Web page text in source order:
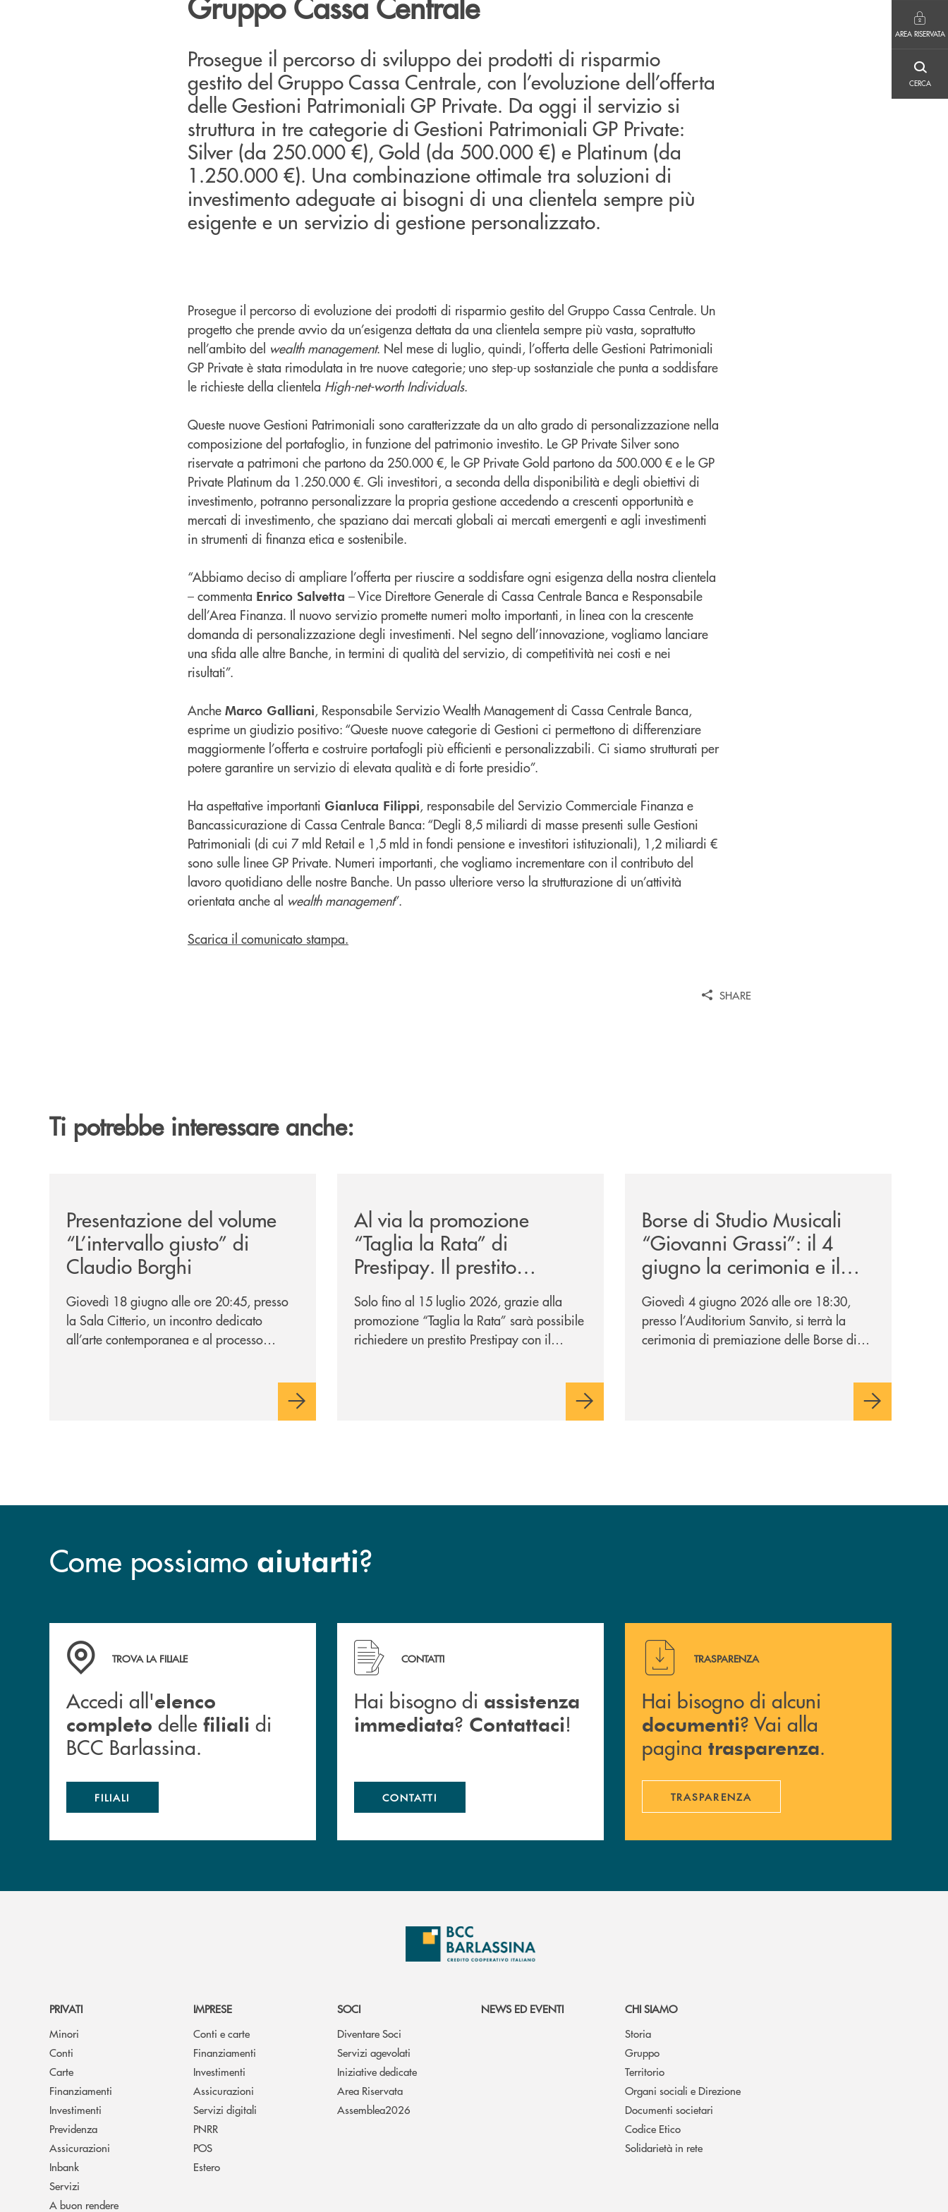
AREA RISERVATA
CERCA
Prosegue il percorso di sviluppo dei prodotti di risparmio
gestito del Gruppo Cassa Centrale, con l’evoluzione dell’offerta
delle Gestioni Patrimoniali GP Private. Da oggi il servizio si
struttura in tre categorie di Gestioni Patrimoniali GP Private:
Silver (da 250.000 €), Gold (da 500.000 €) e Platinum (da
1.250.000 €). Una combinazione ottimale tra soluzioni di
investimento adeguate ai bisogni di una clientela sempre più
esigente e un servizio di gestione personalizzato.
Prosegue il percorso di evoluzione dei prodotti di risparmio gestito del Gruppo Cassa Centrale. Un
progetto che prende avvio da un’esigenza dettata da una clientela sempre più vasta, soprattutto
nell’ambito del wealth management. Nel mese di luglio, quindi, l’offerta delle Gestioni Patrimoniali
GP Private è stata rimodulata in tre nuove categorie; uno step-up sostanziale che punta a soddisfare
le richieste della clientela High-net-worth Individuals.
Queste nuove Gestioni Patrimoniali sono caratterizzate da un alto grado di personalizzazione nella
composizione del portafoglio, in funzione del patrimonio investito. Le GP Private Silver sono
riservate a patrimoni che partono da 250.000 €, le GP Private Gold partono da 500.000 € e le GP
Private Platinum da 1.250.000 €. Gli investitori, a seconda della disponibilità e degli obiettivi di
investimento, potranno personalizzare la propria gestione accedendo a crescenti opportunità e
mercati di investimento, che spaziano dai mercati globali ai mercati emergenti e agli investimenti
in strumenti di finanza etica e sostenibile.
“Abbiamo deciso di ampliare l’offerta per riuscire a soddisfare ogni esigenza della nostra clientela
– commenta Enrico Salvetta – Vice Direttore Generale di Cassa Centrale Banca e Responsabile
dell’Area Finanza. Il nuovo servizio promette numeri molto importanti, in linea con la crescente
domanda di personalizzazione degli investimenti. Nel segno dell’innovazione, vogliamo lanciare
una sfida alle altre Banche, in termini di qualità del servizio, di competitività nei costi e nei
risultati”.
Anche Marco Galliani, Responsabile Servizio Wealth Management di Cassa Centrale Banca,
esprime un giudizio positivo: “Queste nuove categorie di Gestioni ci permettono di differenziare
maggiormente l’offerta e costruire portafogli più efficienti e personalizzabili. Ci siamo strutturati per
potere garantire un servizio di elevata qualità e di forte presidio”.
Ha aspettative importanti Gianluca Filippi, responsabile del Servizio Commerciale Finanza e
Bancassicurazione di Cassa Centrale Banca: “Degli 8,5 miliardi di masse presenti sulle Gestioni
Patrimoniali (di cui 7 mld Retail e 1,5 mld in fondi pensione e investitori istituzionali), 1,2 miliardi €
sono sulle linee GP Private. Numeri importanti, che vogliamo incrementare con il contributo del
lavoro quotidiano delle nostre Banche. Un passo ulteriore verso la strutturazione di un’attività
orientata anche al wealth management”.
Scarica il comunicato stampa.
SHARE
Ti potrebbe interessare anche:
Presentazione del volume
“L’intervallo giusto” di
Claudio Borghi
Giovedì 18 giugno alle ore 20:45, presso
la Sala Citterio, un incontro dedicato
all’arte contemporanea e al processo
Al via la promozione
“Taglia la Rata” di
Prestipay. Il prestito
personale che si fa in due
per te!
Solo fino al 15 luglio 2026, grazie alla
promozione “Taglia la Rata” sarà possibile
richiedere un prestito Prestipay con il
Borse di Studio Musicali
“Giovanni Grassi”: il 4
giugno la cerimonia e il
concerto di premiazione
Giovedì 4 giugno 2026 alle ore 18:30,
presso l’Auditorium Sanvito, si terrà la
cerimonia di premiazione delle Borse di
Come possiamo aiutarti?
Accedi all' elenco completo delle filiali di BCC Barlassina.
TROVA LA FILIALE
Accedi all'elenco
completo delle filiali di
BCC Barlassina.
FILIALI
Hai bisogno di assistenza immediata ? Contattaci !
CONTATTI
Hai bisogno di assistenza
immediata? Contattaci!
CONTATTI
Hai bisogno di alcuni documenti ? Vai alla pagina
TRASPARENZA
Hai bisogno di alcuni
documenti? Vai alla
pagina trasparenza.
TRASPARENZA
PRIVATI
Minori
Conti
Carte
Finanziamenti
Investimenti
Previdenza
Assicurazioni
Inbank
Servizi
A buon rendere
IMPRESE
Conti e carte
Finanziamenti
Investimenti
Assicurazioni
Servizi digitali
PNRR
POS
Estero
SOCI
Diventare Soci
Servizi agevolati
Iniziative dedicate
Area Riservata
Assemblea2026
NEWS ED EVENTI
CHI SIAMO
Storia
Gruppo
Territorio
Organi sociali e Direzione
Documenti societari
Codice Etico
Solidarietà in rete